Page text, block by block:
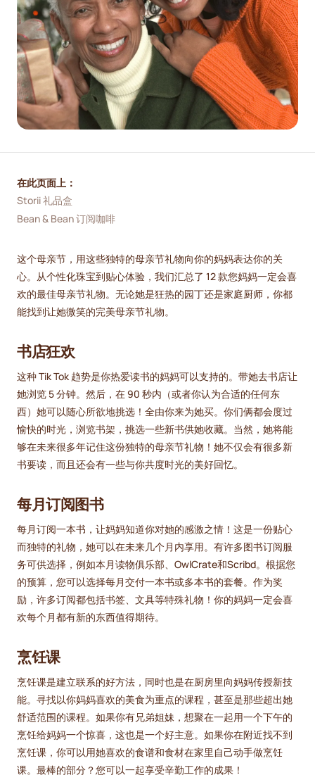
在此页面上：
Storii 礼品盒
Bean & Bean 订阅咖啡
这个母亲节，用这些独特的母亲节礼物向你的妈妈表达你的关
心。从个性化珠宝到贴心体验，我们汇总了 12 款您妈妈一定会喜
欢的最佳母亲节礼物。无论她是狂热的园丁还是家庭厨师，你都
能找到让她微笑的完美母亲节礼物。
书店狂欢
这种 Tik Tok 趋势是你热爱读书的妈妈可以支持的。带她去书店让
她浏览 5 分钟。然后，在 90 秒内（或者你认为合适的任何东
西）她可以随心所欲地挑选！全由你来为她买。你们俩都会度过
愉快的时光，浏览书架，挑选一些新书供她收藏。当然，她将能
够在未来很多年记住这份独特的母亲节礼物！她不仅会有很多新
书要读，而且还会有一些与你共度时光的美好回忆。
每月订阅图书
每月订阅一本书，让妈妈知道你对她的感激之情！这是一份贴心
而独特的礼物，她可以在未来几个月内享用。有许多图书订阅服
务可供选择，例如本月读物俱乐部、OwlCrate和Scribd。根据您
的预算，您可以选择每月交付一本书或多本书的套餐。作为奖
励，许多订阅都包括书签、文具等特殊礼物！你的妈妈一定会喜
欢每个月都有新的东西值得期待。
烹饪课
烹饪课是建立联系的好方法，同时也是在厨房里向妈妈传授新技
能。寻找以你妈妈喜欢的美食为重点的课程，甚至是那些超出她
舒适范围的课程。如果你有兄弟姐妹，想聚在一起用一个下午的
烹饪给妈妈一个惊喜，这也是一个好主意。如果你在附近找不到
烹饪课，你可以用她喜欢的食谱和食材在家里自己动手做烹饪
课。最棒的部分？您可以一起享受辛勤工作的成果！